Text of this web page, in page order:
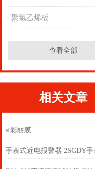
聚氯乙烯板
查看全部
相关文章
st彩丽膜